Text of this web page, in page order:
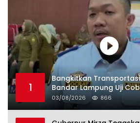
1
Bangkitkan
Bandar Lampung Uji
03/08/2026 866